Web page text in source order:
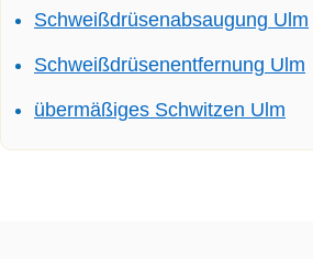
Schweißdrüsenabsaugung Ulm
Schweißdrüsenentfernung Ulm
übermäßiges Schwitzen Ulm